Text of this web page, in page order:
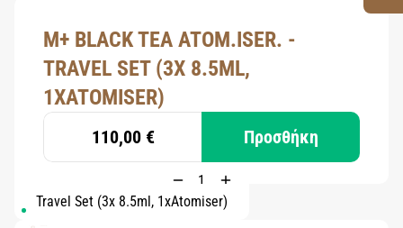
M+ BLACK TEA ATOM.ISER. -
TRAVEL SET (3X 8.5ML,
1XATOMISER)
110,00 € Προσθήκη
Travel Set (3x 8.5ml, 1xAtomiser)